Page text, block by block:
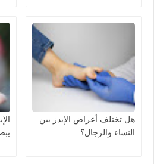
هل تختلف أعراض الإيدز بين
النساء والرجال؟